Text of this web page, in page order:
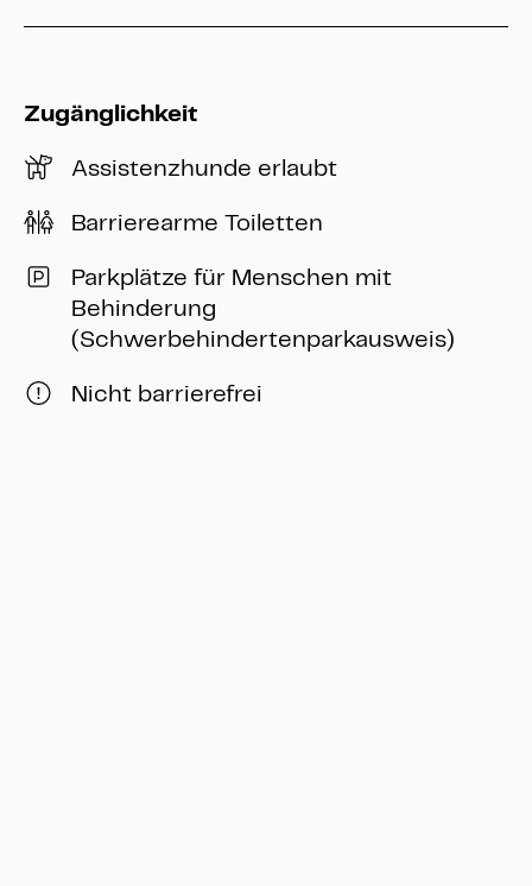
Zugänglichkeit
Assistenzhunde erlaubt
Barrierearme Toiletten
Parkplätze für Menschen mit
Behinderung
(Schwerbehindertenparkausweis)
Nicht barrierefrei